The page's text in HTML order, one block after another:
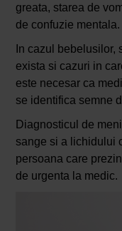
greata, starea de
de confuzie mentala.
In cazul bebelusilor,
exista si cazuri in
este necesar ca
se identifica semne
Diagnosticul de
sange si a lichidului
persoana care
de urgenta la medic.